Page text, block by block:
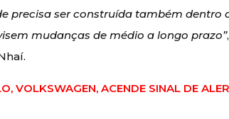
precisa ser construída também dentro
mudanças de médio a longo prazo”
VOLKSWAGEN, ACENDE SINAL DE